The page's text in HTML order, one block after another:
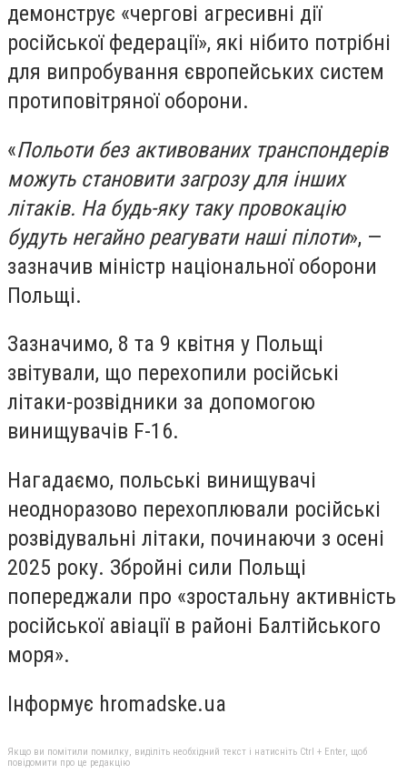
демонструє «чергові агресивні дії
російської федерації», які нібито потрібні
для випробування європейських систем
протиповітряної оборони.
«Польоти без активованих транспондерів
можуть становити загрозу для інших
літаків. На будь-яку таку провокацію
будуть негайно реагувати наші пілоти», —
зазначив міністр національної оборони
Польщі.
Зазначимо, 8 та 9 квітня у Польщі
звітували, що перехопили російські
літаки-розвідники за допомогою
винищувачів F-16.
Нагадаємо, польські винищувачі
неодноразово перехоплювали російські
розвідувальні літаки, починаючи з осені
2025 року. Збройні сили Польщі
попереджали про «зростальну активність
російської авіації в районі Балтійського
моря».
Інформує hromadske.ua
Якщо ви помітили помилку, виділіть необхідний текст і натисніть Ctrl + Enter, щоб
повідомити про це редакцію